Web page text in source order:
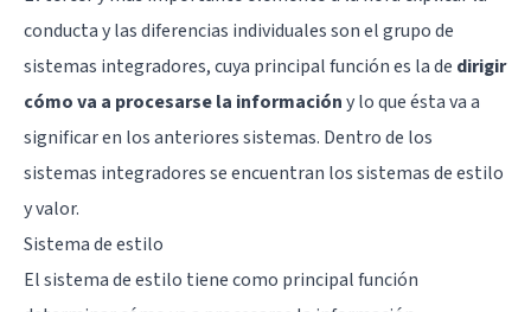
conducta y las diferencias individuales son el grupo de
sistemas integradores, cuya principal función es la de dirigir
cómo va a procesarse la informacióny lo que ésta va a
significar en los anteriores sistemas. Dentro de los
sistemas integradores se encuentran los sistemas de estilo
y valor.
Sistema de estilo
El sistema de estilo tiene como principal función